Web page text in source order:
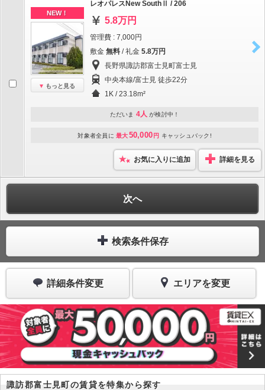
NEW！
もっと見る
レオパレスNew SouthⅡ / 206
5.8万円
管理費 : 7,000円
敷金 無料 / 礼金 5.8万円
長野県諏訪郡富士見町富士見
中央本線/富士見 徒歩22分
1K / 23.18m²
ただいま 4人 が検討中！
対象者全員に 最大50,000 円 キャッシュバック!
お気に入りに追加 詳細を見る
次へ
検索条件保存
詳細条件変更 エリアを変更
諏訪郡富士見町の賃貸を特集から探す